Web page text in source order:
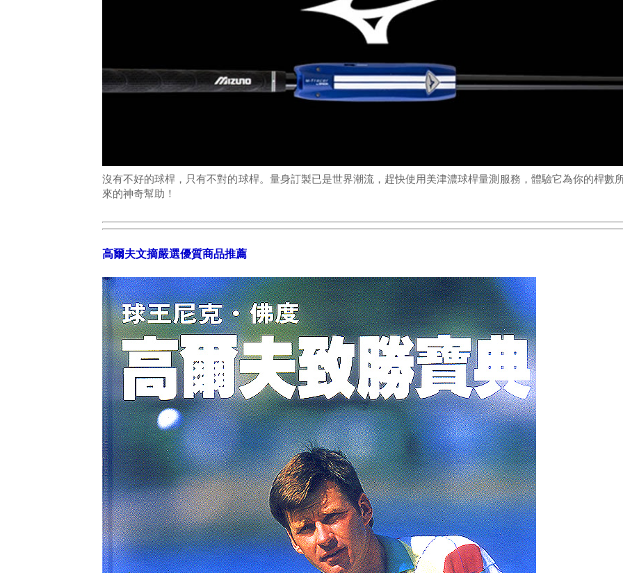
沒有不好的球桿，只有不對的球桿。量身訂製已是世界潮流，趕快使用美津濃球桿量測服務，體驗它為你的桿數
來的神奇幫助！
高爾夫文摘嚴選優質商品推薦